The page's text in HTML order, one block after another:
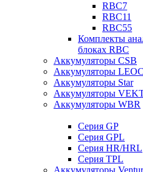
RBC7
RBC11
RBC55
Комплекты
блоках RBC
Аккумуляторы CSB
Аккумуляторы
Аккумуляторы Star
Аккумуляторы
Аккумуляторы WBR
Cерия GP
Серия GPL
Серия HR/HRL
Серия TPL
Аккумуляторы